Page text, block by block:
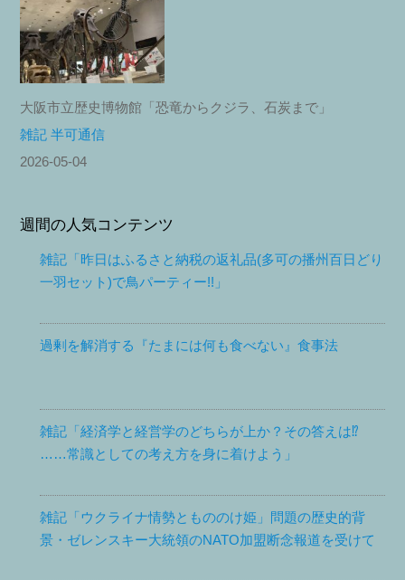
大阪市立歴史博物館「恐竜からクジラ、石炭まで」
雑記 半可通信
2026-05-04
週間の人気コンテンツ
雑記「昨日はふるさと納税の返礼品(多可の播州百日どり
一羽セット)で鳥パーティー!!」
過剰を解消する『たまには何も食べない』食事法
雑記「経済学と経営学のどちらが上か？その答えは⁉
……常識としての考え方を身に着けよう」
雑記「ウクライナ情勢ともののけ姫」問題の歴史的背
景・ゼレンスキー大統領のNATO加盟断念報道を受けて